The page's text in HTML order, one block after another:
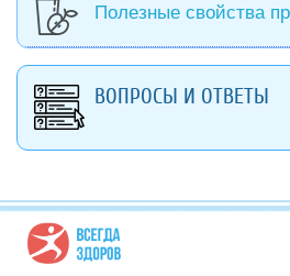
Полезные свойства
ВОПРОСЫ И ОТВЕТЫ